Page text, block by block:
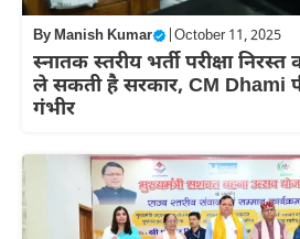
ByManish Kumar October 11, 2025
स्नातक स्तरीय भर्ती परीक्षा
ले सकती है सरकार, CM Dhami
गंभीर